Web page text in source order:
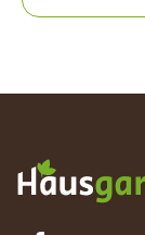
sondern